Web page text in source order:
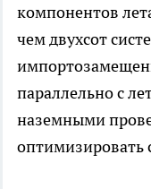
компонентов
чем двухсот
параллельно с
наземными
оптимизировать